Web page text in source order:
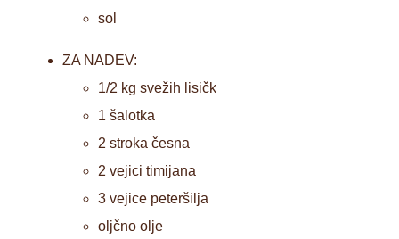
sol
ZA NADEV:
1/2 kg svežih lisičk
1 šalotka
2 stroka česna
2 vejici timijana
3 vejice peteršilja
oljčno olje